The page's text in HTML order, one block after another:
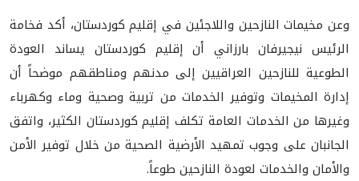
وعن مخيمات النازحين واللاجئين في إقليم كوردستان، أكد فخامة
الرئيس نيجيرفان بارزاني أن إقليم كوردستان يساند العودة
الطوعية للنازحين العراقيين إلى مدنهم ومناطقهم موضحاً أن
إدارة المخيمات وتوفير الخدمات من تربية وصحية وماء وكهرباء
وغيرها من الخدمات العامة تكلف إقليم كوردستان الكثير، واتفق
الجانبان على وجوب تمهيد الأرضية الصحية من خلال توفير الأمن
والأمان والخدمات لعودة النازحين طوعاً.